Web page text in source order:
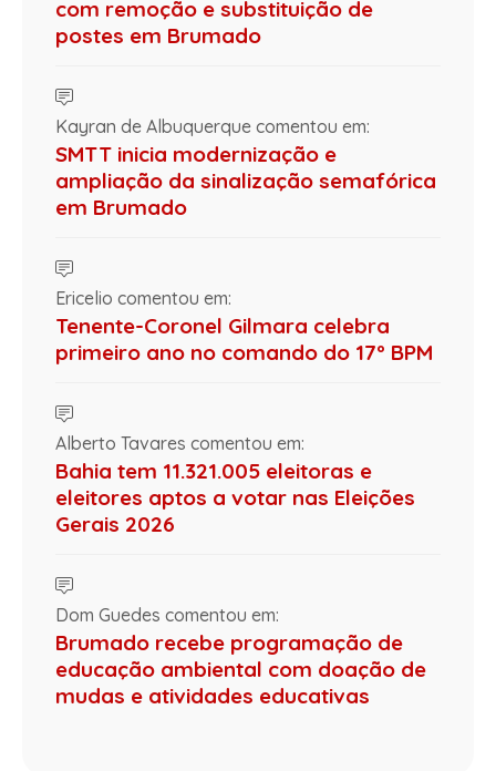
com remoção e substituição de
postes em Brumado
Kayran de Albuquerque comentou em:
SMTT inicia modernização e
ampliação da sinalização semafórica
em Brumado
Ericelio comentou em:
Tenente-Coronel Gilmara celebra
primeiro ano no comando do 17º BPM
Alberto Tavares comentou em:
Bahia tem 11.321.005 eleitoras e
eleitores aptos a votar nas Eleições
Gerais 2026
Dom Guedes comentou em:
Brumado recebe programação de
educação ambiental com doação de
mudas e atividades educativas